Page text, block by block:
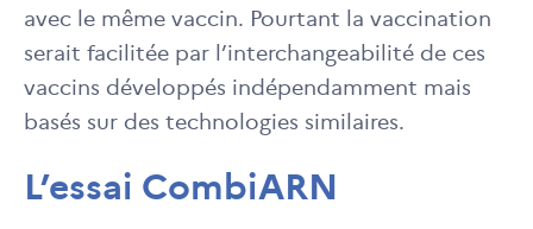
avec le même vaccin. Pourtant la vaccination
serait facilitée par l’interchangeabilité de ces
vaccins développés indépendamment mais
basés sur des technologies similaires.
L’essai CombiARN